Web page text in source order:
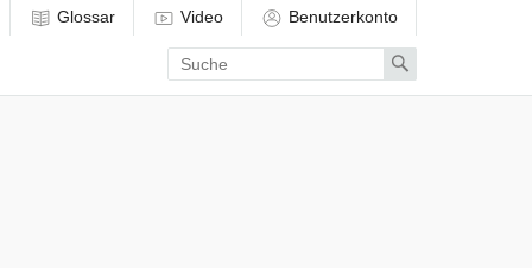
Glossar Video Benutzerkonto
Enter
search
term
Search